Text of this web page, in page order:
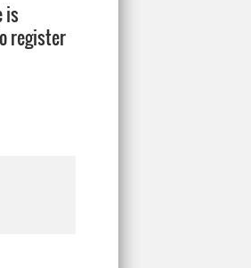
is
register